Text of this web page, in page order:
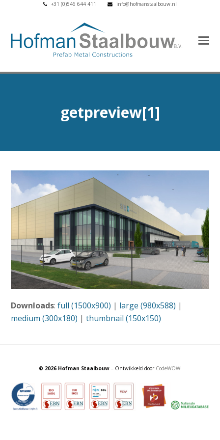
+31 (0)546 644 411 info@hofmanstaalbouw.nl
getpreview[1]
Downloads:full (1500x900) | large (980x588) |
medium (300x180) |thumbnail (150x150)
© 2026 Hofman Staalbouw– Ontwikkeld door CodeWOW!